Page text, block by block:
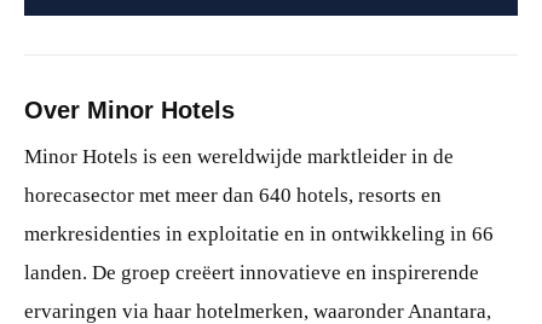
Over Minor Hotels
Minor Hotels is een wereldwijde marktleider in de
horecasector met meer dan 640 hotels, resorts en
merkresidenties in exploitatie en in ontwikkeling in 66
landen. De groep creëert innovatieve en inspirerende
ervaringen via haar hotelmerken, waaronder Anantara,